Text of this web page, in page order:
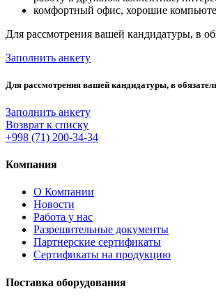
комфортный офис, хорошие
Для рассмотрения вашей кандидатуры, в
Заполнить анкету
Для рассмотрения вашей кандидатуры, в
Заполнить анкету
Возврат к списку
+998 (71) 200-34-34
Компания
О Компании
Новости
Работа у нас
Разрешительные документы
Партнерские сертификаты
Сертификаты на продукцию
Поставка оборудования